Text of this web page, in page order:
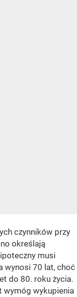
czynników przy
określają
musi
wynosi 70 lat, choć
do 80. roku życia.
wymóg wykupienia